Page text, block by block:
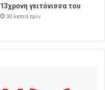
13χρονη γειτόνισσα του
30 λεπτά πρίν